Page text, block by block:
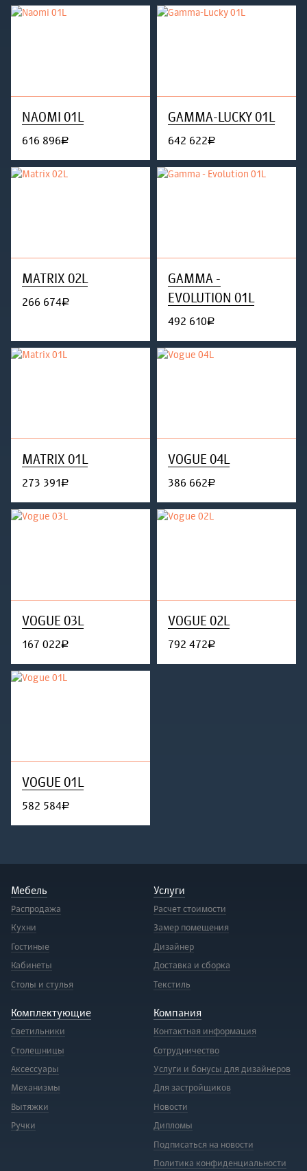
NAOMI 01L
616 896руб.
GAMMA-LUCKY 01L
642 622руб.
MATRIX 02L
266 674руб.
GAMMA -
EVOLUTION 01L
492 610руб.
MATRIX 01L
273 391руб.
VOGUE 04L
386 662руб.
VOGUE 03L
167 022руб.
VOGUE 02L
792 472руб.
VOGUE 01L
582 584руб.
Мебель
Распродажа
Кухни
Гостиные
Кабинеты
Столы и стулья
Услуги
Расчет стоимости
Замер помещения
Дизайнер
Доставка и сборка
Текстиль
Комплектующие
Светильники
Столешницы
Аксессуары
Механизмы
Вытяжки
Ручки
Компания
Контактная информация
Сотрудничество
Услуги и бонусы для дизайнеров
Для застройщиков
Новости
Дипломы
Подписаться на новости
Политика конфиденциальности